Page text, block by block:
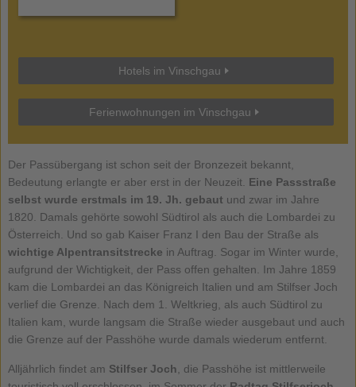
Hotels im Vinschgau
Ferienwohnungen im Vinschgau
Der Passübergang ist schon seit der Bronzezeit bekannt,
Bedeutung erlangte er aber erst in der Neuzeit. Eine Passstraße
selbst wurde erstmals im 19. Jh. gebaut und zwar im Jahre
1820. Damals gehörte sowohl Südtirol als auch die Lombardei zu
Österreich. Und so gab Kaiser Franz I den Bau der Straße als
wichtige Alpentransitstrecke in Auftrag. Sogar im Winter wurde,
aufgrund der Wichtigkeit, der Pass offen gehalten. Im Jahre 1859
kam die Lombardei an das Königreich Italien und am Stilfser Joch
verlief die Grenze. Nach dem 1. Weltkrieg, als auch Südtirol zu
Italien kam, wurde langsam die Straße wieder ausgebaut und auch
die Grenze auf der Passhöhe wurde damals wiederum entfernt.
Alljährlich findet am Stilfser Joch , die Passhöhe ist mittlerweile